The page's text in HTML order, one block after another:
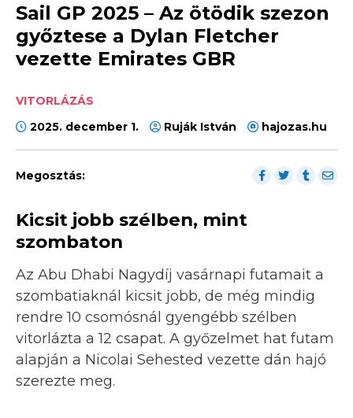
Sail GP 2025 – Az ötödik szezon
győztese a Dylan Fletcher
vezette Emirates GBR
VITORLÁZÁS
2025. december 1.
Ruják István hajozas.hu
Megosztás:
Kicsit jobb szélben, mint
szombaton
Az Abu Dhabi Nagydíj vasárnapi futamait a
szombatiaknál kicsit jobb, de még mindig
rendre 10 csomósnál gyengébb szélben
vitorlázta a 12 csapat. A győzelmet hat futam
alapján a Nicolai Sehested vezette dán hajó
szerezte meg.